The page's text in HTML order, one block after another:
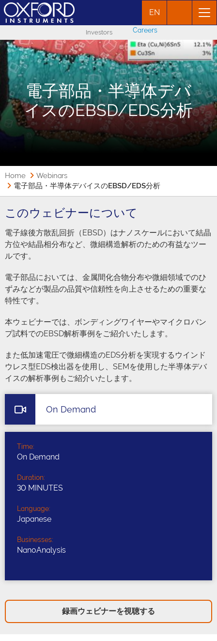
EN
Investors Careers
電子部品・半導体デバ
イスのEBSD/EDS分析
Home
Webinars
電子部品・半導体デバイスのEBSD/EDS分析
このウェビナーについて
電子線後方散乱回折（EBSD）はナノスケールにおいて結晶
方位や結晶相分布など、微細構造解析のための有益なツー
ルです。
電子部品においては、金属間化合物分布や微細領域でのひ
ずみなどが製品の品質や信頼性を向上させるための重要な
特性です。
本ウェビナーでは、ボンディングワイヤーやマイクロバン
プ試料でのEBSD解析事例をご紹介いたします。
また低加速電圧で微細構造のEDS分析を実現するウインド
ウレス型EDS検出器を使用し、SEMを使用した半導体デバ
イスの解析事例もご紹介いたします。
On Demand
Time:
On Demand
Duration:
30 MINUTES
Language:
Japanese
Businesses:
NanoAnalysis
録画ウェビナーを視聴する